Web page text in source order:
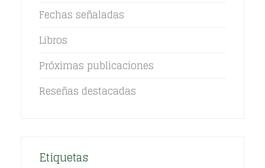
Fechas señaladas
Libros
Próximas publicaciones
Reseñas destacadas
Etiquetas